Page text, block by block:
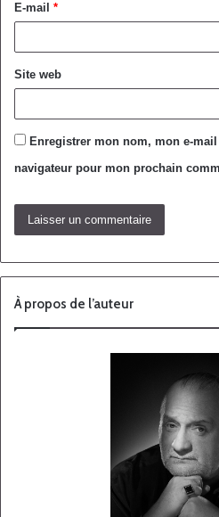
E-mail *
Site web
Enregistrer mon nom, mon e-
navigateur pour mon prochain
À propos de l’auteur